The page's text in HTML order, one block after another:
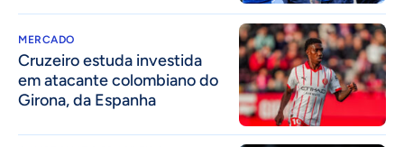
MERCADO
Cruzeiro estuda investida
em atacante colombiano do
Girona, da Espanha